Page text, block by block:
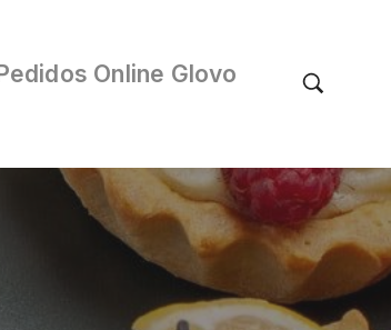
Pedidos Online Glovo